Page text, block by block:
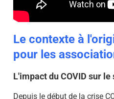
Le contexte à
pour les
L'impact du COVID sur
Depuis le début de la crise